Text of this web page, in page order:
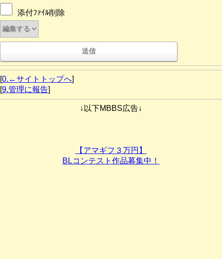
添付ﾌｧｲﾙ削除
[0.←サイトトップへ]
[9.管理に報告]
↓以下MBBS広告↓
【アマギフ３万円】
BLコンテスト作品募集中！